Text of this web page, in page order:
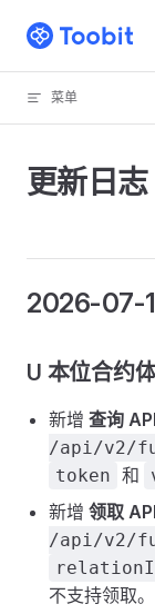
Skip to content
菜单
更新日志
2026-07-
U 本位合约
新增 查询
/api/v2/
token 和
新增 领取
/api/v2/
不支持领取。